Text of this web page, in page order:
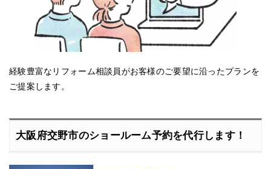
経験豊富なリフォーム相談員がお客様のご要望に沿ったプランを
ご提案します。
大阪府交野市のショールーム予約を代行します！